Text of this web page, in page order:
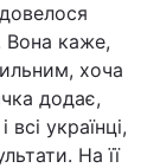
Вона каже,
хоча
додає,
українці,
На її